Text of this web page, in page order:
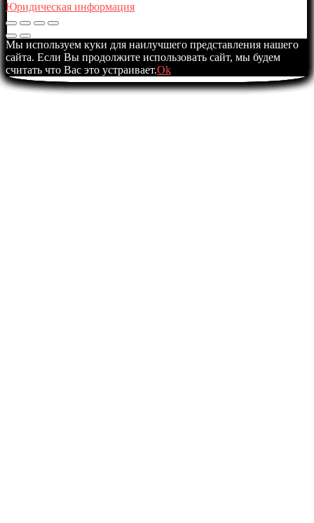
Юридическая информация
Мы используем куки для наилучшего представления нашего
сайта. Если Вы продолжите использовать сайт, мы будем
считать что Вас это устраивает.Ok